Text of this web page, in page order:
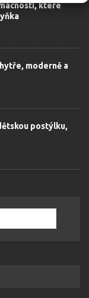
které
moderně a
postýlku,